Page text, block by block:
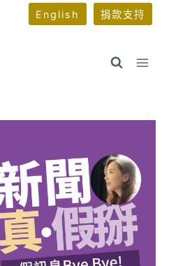
English 捐款支持